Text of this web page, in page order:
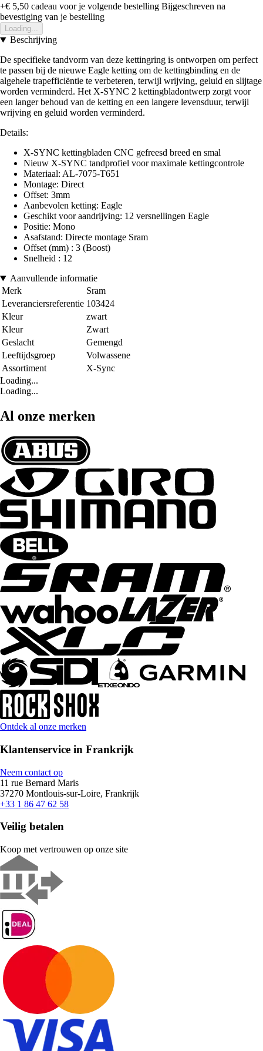
+€ 5,50 cadeau voor je volgende bestelling Bijgeschreven na
bevestiging van je bestelling
Loading...
Beschrijving
De specifieke tandvorm van deze kettingring is ontworpen om perfect
te passen bij de nieuwe Eagle ketting om de kettingbinding en de
algehele trapefficiëntie te verbeteren, terwijl wrijving, geluid en slijtage
worden verminderd. Het X-SYNC 2 kettingbladontwerp zorgt voor
een langer behoud van de ketting en een langere levensduur, terwijl
wrijving en geluid worden verminderd.
Details:
X-SYNC kettingbladen CNC gefreesd breed en smal
Nieuw X-SYNC tandprofiel voor maximale kettingcontrole
Materiaal: AL-7075-T651
Montage: Direct
Offset: 3mm
Aanbevolen ketting: Eagle
Geschikt voor aandrijving: 12 versnellingen Eagle
Positie: Mono
Asafstand: Directe montage Sram
Offset (mm) : 3 (Boost)
Snelheid : 12
Aanvullende informatie
Merk
Sram
Leveranciersreferentie 103424
Kleur
zwart
Kleur
Zwart
Geslacht
Gemengd
Leeftijdsgroep
Volwassene
Assortiment
X-Sync
Loading...
Loading...
Al onze merken
Ontdek al onze merken
Klantenservice in Frankrijk
Neem contact op
11 rue Bernard Maris
37270 Montlouis-sur-Loire, Frankrijk
+33 1 86 47 62 58
Veilig betalen
Koop met vertrouwen op onze site